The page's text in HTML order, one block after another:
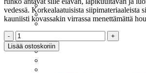
Minitasurit
Mormuskat
Morripilkit
Nymfipilkit
Pilkkilarvat
Pilkkileechit
vedessä. Korkealaatuisista siipimateriaaleista
kauniisti kovassakin virrassa menettämättä
The
Yellow
and
Lisää ostoskoriin